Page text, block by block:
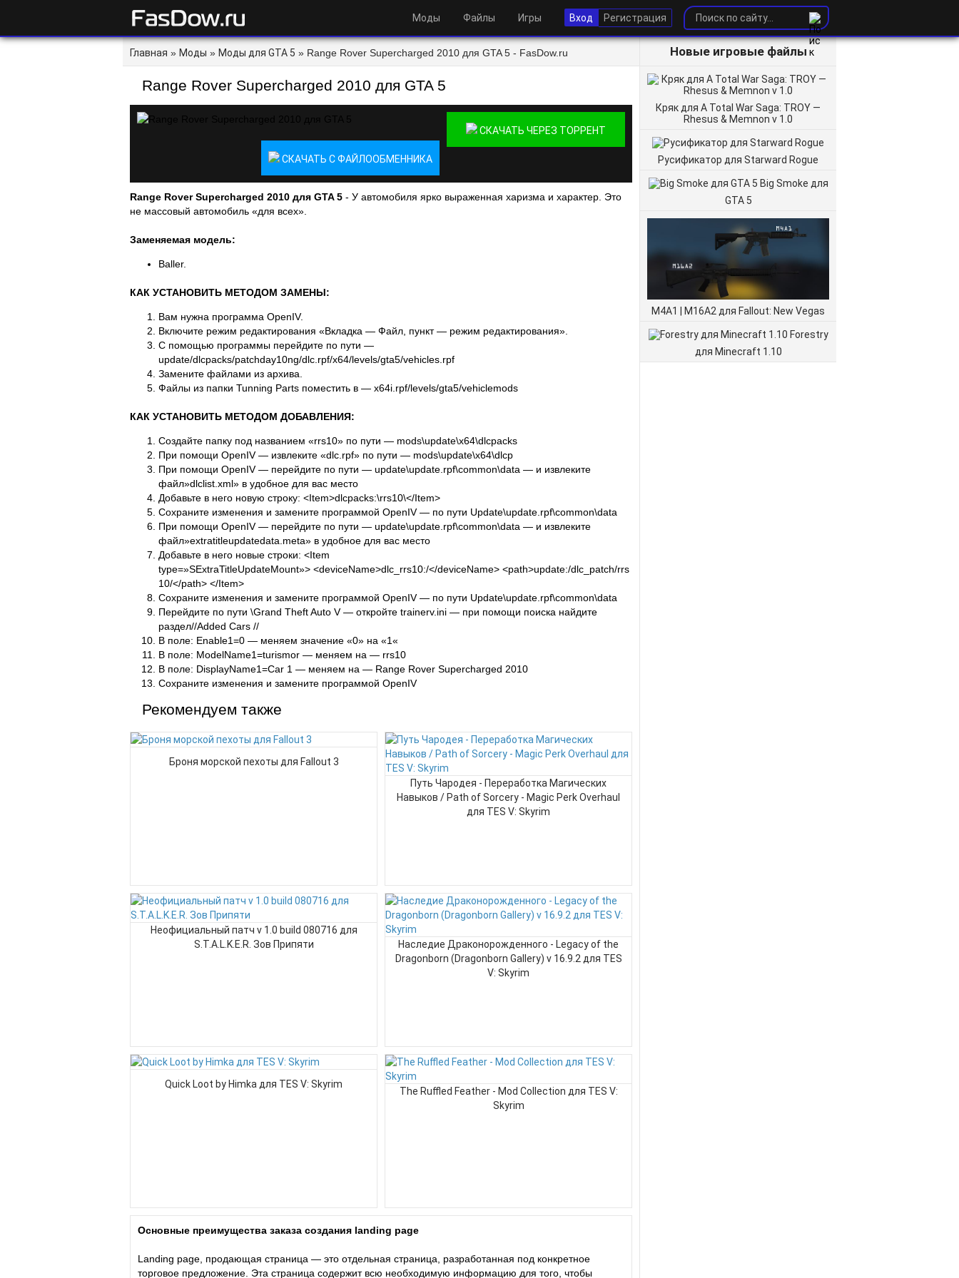
Моды Файлы Игры Вход Регистрация
Новые игровые файлы
Кряк для A Total War Saga: TROY —
Rhesus & Memnon v 1.0
Русификатор для Starward Rogue
Big Smoke для
GTA 5
M4A1 | M16A2 для Fallout: New Vegas
Forestry
для Minecraft 1.10
Главная » Моды » Моды для GTA 5 » Range Rover Supercharged 2010 для GTA 5 - FasDow.ru
Range Rover Supercharged 2010 для GTA 5
СКАЧАТЬ ЧЕРЕЗ ТОРРЕНТ
СКАЧАТЬ С ФАЙЛООБМЕННИКА
Range Rover Supercharged 2010 для GTA 5 - У автомобиля ярко выраженная харизма и характер. Это
не массовый автомобиль «для всех».
Заменяемая модель:
Baller.
КАК УСТАНОВИТЬ МЕТОДОМ ЗАМЕНЫ:
Вам нужна программа OpenIV.
Включите режим редактирования «Вкладка — Файл, пункт — режим редактирования».
С помощью программы перейдите по пути —
update/dlcpacks/patchday10ng/dlc.rpf/x64/levels/gta5/vehicles.rpf
Замените файлами из архива.
Файлы из папки Tunning Parts поместить в — x64i.rpf/levels/gta5/vehiclemods
КАК УСТАНОВИТЬ МЕТОДОМ ДОБАВЛЕНИЯ:
Создайте папку под названием «rrs10» по пути — mods\update\x64\dlcpacks
При помощи OpenIV — извлеките «dlc.rpf» по пути — mods\update\x64\dlcp
При помощи OpenIV — перейдите по пути — update\update.rpf\common\data — и извлеките
файл»dlclist.xml» в удобное для вас место
Добавьте в него новую строку: <Item>dlcpacks:\rrs10\</Item>
Сохраните изменения и замените программой OpenIV — по пути Update\update.rpf\common\data
При помощи OpenIV — перейдите по пути — update\update.rpf\common\data — и извлеките
файл»extratitleupdatedata.meta» в удобное для вас место
Добавьте в него новые строки: <Item
type=»SExtraTitleUpdateMount»> <deviceName>dlc_rrs10:/</deviceName> <path>update:/dlc_patch/rrs
10/</path> </Item>
Сохраните изменения и замените программой OpenIV — по пути Update\update.rpf\common\data
Перейдите по пути \Grand Theft Auto V — откройте trainerv.ini — при помощи поиска найдите
раздел//Added Cars //
В поле: Enable1=0 — меняем значение «0» на «1«
В поле: ModelName1=turismor — меняем на — rrs10
В поле: DisplayName1=Car 1 — меняем на — Range Rover Supercharged 2010
Сохраните изменения и замените программой OpenIV
Рекомендуем также
Броня морской пехоты для Fallout 3
Путь Чародея - Переработка Магических
Навыков / Path of Sorcery - Magic Perk Overhaul
для TES V: Skyrim
Неофициальный патч v 1.0 build 080716 для
S.T.A.L.K.E.R. Зов Припяти
Наследие Драконорожденного - Legacy of the
Dragonborn (Dragonborn Gallery) v 16.9.2 для TES
V: Skyrim
Quick Loot by Himka для TES V: Skyrim
The Ruffled Feather - Mod Collection для TES V:
Skyrim
Основные преимущества заказа создания landing page
Landing page, продающая страница — это отдельная страница, разработанная под конкретное
торговое предложение. Эта страница содержит всю необходимую информацию для того, чтобы